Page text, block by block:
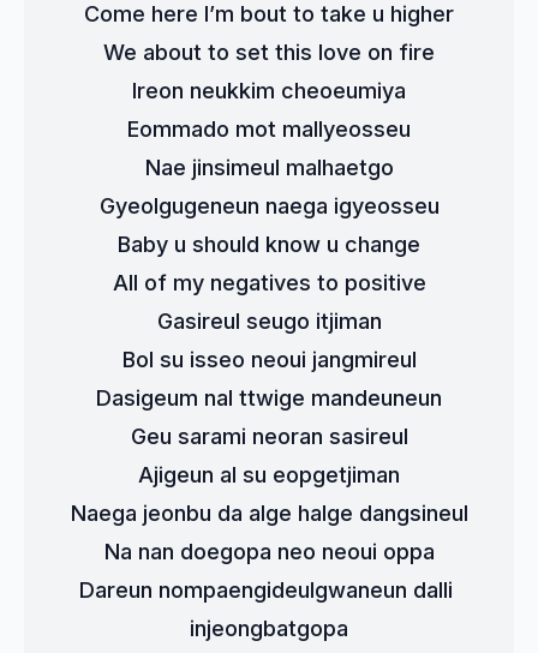
Come here I’m bout to take u higher
We about to set this love on fire
Ireon neukkim cheoeumiya
Eommado mot mallyeosseu
Nae jinsimeul malhaetgo
Gyeolgugeneun naega igyeosseu
Baby u should know u change
All of my negatives to positive
Gasireul seugo itjiman
Bol su isseo neoui jangmireul
Dasigeum nal ttwige mandeuneun
Geu sarami neoran sasireul
Ajigeun al su eopgetjiman
Naega jeonbu da alge halge dangsineul
Na nan doegopa neo neoui oppa
Dareun nompaengideulgwaneun dalli
injeongbatgopa